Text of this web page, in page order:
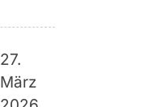
27.
März